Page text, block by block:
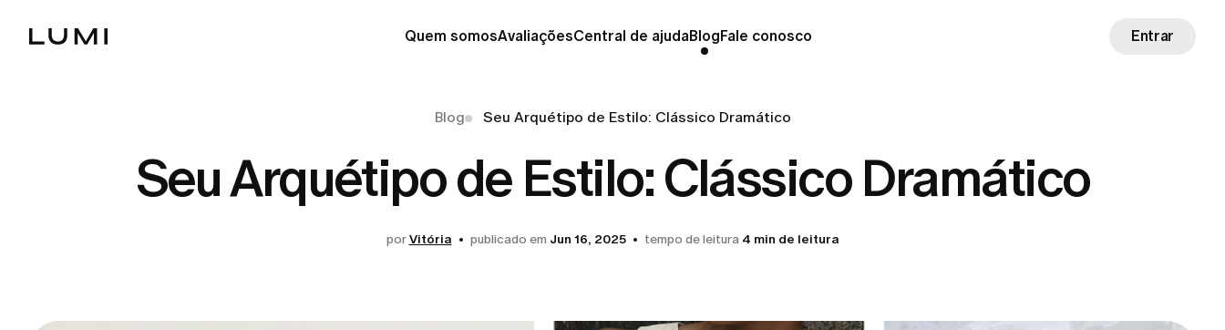
Quem somosAvaliaçõesCentral de ajudaBlogFale conosco Entrar
Blog Seu Arquétipo de Estilo: Clássico Dramático
Seu Arquétipo de Estilo: Clássico Dramático
por Vitória publicado em Jun 16, 2025 tempo de leitura 4 min de leitura